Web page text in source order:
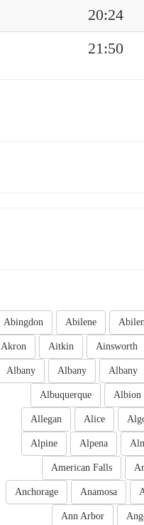
20:24
21:50
Abilene
Abingdon
Ainsworth
Aitkin
Akron
Albany
Albany
Albany
Albion
Albuquerque
Alice
Allegan
Alpena
Alpine
American Falls
Anamosa
Anchorage
Ann Arbor